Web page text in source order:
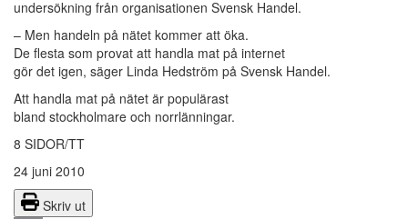
undersökning från organisationen Svensk Handel.
– Men handeln på nätet kommer att öka.
De flesta som provat att handla mat på internet
gör det igen, säger Linda Hedström på Svensk Handel.
Att handla mat på nätet är populärast
bland stockholmare och norrlänningar.
8 SIDOR/TT
24 juni 2010
Skriv ut